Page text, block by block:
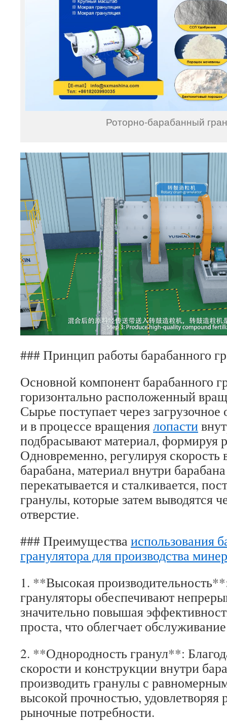
Роторно-барабанный
### Принцип работы барабанного
Основной компонент барабанного
горизонтально расположенный
Сырье поступает через загрузочное
и в процессе вращениялопасти
подбрасывают материал, формируя
Одновременно, регулируя скорость
барабана, материал внутри
перекатывается и сталкивается,
гранулы, которые затем выводятся
отверстие.
### Преимущества использования
гранулятора для производства
1. **Высокая
грануляторы обеспечивают
значительно повышая
проста, что облегчает
2. **Однородность гранул**:
скорости и конструкции внутри
производить гранулы с
высокой прочностью, удовлетворяя
рыночные потребности.